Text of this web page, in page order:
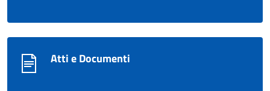
Atti e Documenti